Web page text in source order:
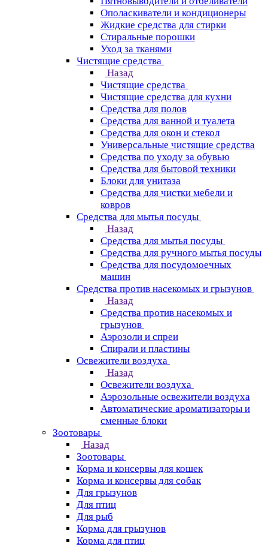
Ополаскиватели и кондиционеры
Жидкие средства для стирки
Стиральные порошки
Уход за тканями
Чистящие средства
Назад
Чистящие средства
Чистящие средства для кухни
Средства для полов
Средства для ванной и туалета
Средства для окон и стекол
Универсальные чистящие средства
Средства по уходу за обувью
Средства для бытовой техники
Блоки для унитаза
Средства для чистки мебели и
ковров
Средства для мытья посуды
Назад
Средства для мытья посуды
Средства для ручного мытья посуды
Средства для посудомоечных
машин
Средства против насекомых и грызунов
Назад
Средства против насекомых и
грызунов
Аэрозоли и спреи
Спирали и пластины
Освежители воздуха
Назад
Освежители воздуха
Аэрозольные освежители воздуха
Автоматические ароматизаторы и
сменные блоки
Зоотовары
Назад
Зоотовары
Корма и консервы для кошек
Корма и консервы для собак
Для грызунов
Для птиц
Для рыб
Корма для грызунов
Корма для птиц